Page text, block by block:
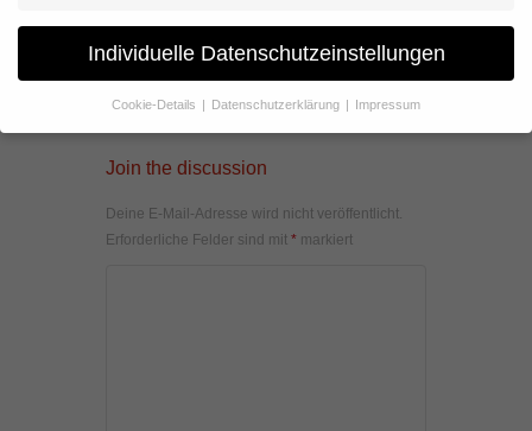
Join the discussion
Deine E-Mail-Adresse wird nicht veröffentlicht.
Erforderliche Felder sind mit * markiert
Individuelle Datenschutzeinstellungen
Cookie-Details Datenschutzerklärung Impressum
Datenschutzeinstellungen
Wenn Sie unter 16 Jahre alt sind und Ihre Zustimmung zu
Erziehungsberechtigten um Erlaubnis bitten.
Wir verwenden Cookies und andere Technologien auf unserer